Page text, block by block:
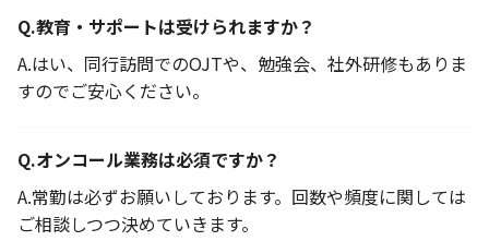
Q.教育・サポートは受けられますか？
A.はい、同行訪問でのOJTや、勉強会、社外研修もありま
すのでご安心ください。
Q.オンコール業務は必須ですか？
A.常勤は必ずお願いしております。回数や頻度に関しては
ご相談しつつ決めていきます。